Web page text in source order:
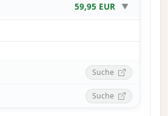
59,95 EUR ▼
Suche
Suche